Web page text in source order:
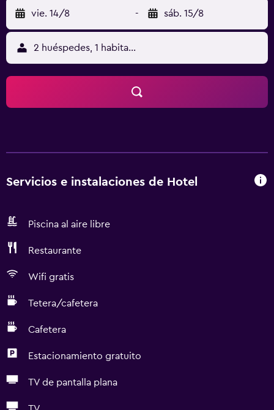
vie. 14/8 - sáb. 15/8
2 huéspedes, 1 habitación
Servicios e instalaciones de Hotel
Piscina al aire libre
Restaurante
Wifi gratis
Tetera/cafetera
Cafetera
Estacionamiento gratuito
TV de pantalla plana